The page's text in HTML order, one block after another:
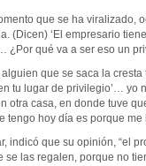
que se ha viralizado,
(Dicen) ‘El empresario
¿Por qué va a ser eso un
alguien que se saca la
tu lugar de privilegio’… yo
otra casa, en donde tuve
tengo hoy día es porque
indicó que su opinión, “el
se las regalen, porque no